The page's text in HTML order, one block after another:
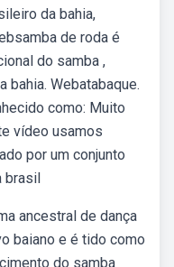
da bahia,
de roda é
do samba ,
Webatabaque.
como: Muito
vídeo usamos
por um conjunto
brasil
ancestral de dança
baiano e é tido como
do samba